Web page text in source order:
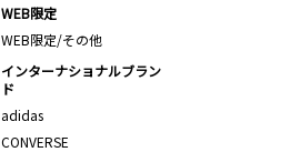
WEB限定
WEB限定/その他
インターナショナルブラン
ド
adidas
CONVERSE